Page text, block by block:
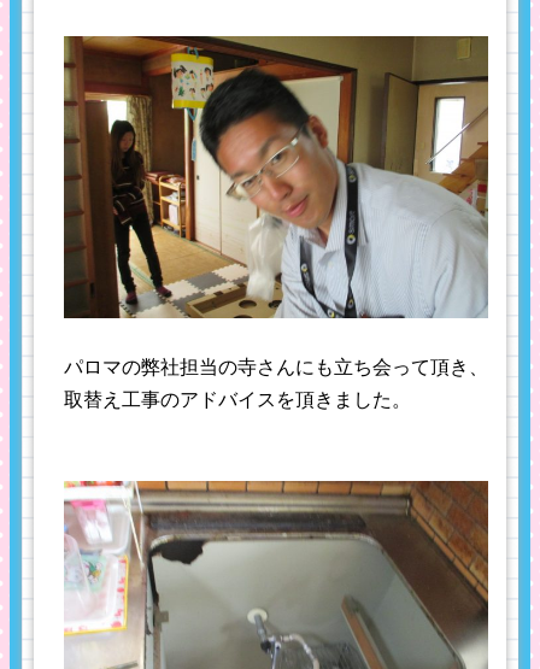
パロマの弊社担当の寺さんにも立ち会って頂き、
取替え工事のアドバイスを頂きました。